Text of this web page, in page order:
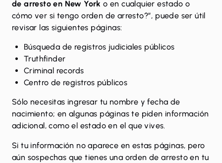
de arresto en New York o en cualquier estado o
cómo ver si tengo orden de arresto?”, puede ser útil
revisar las siguientes páginas:
Búsqueda de registros judiciales públicos
Truthfinder
Criminal records
Centro de registros públicos
Sólo necesitas ingresar tu nombre y fecha de
nacimiento; en algunas páginas te piden información
adicional, como el estado en el que vives.
Si tu información no aparece en estas páginas, pero
aún sospechas que tienes una orden de arresto en tu